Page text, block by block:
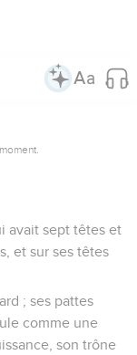
avait sept têtes et
et sur ses têtes
; ses pattes
comme une
son trône